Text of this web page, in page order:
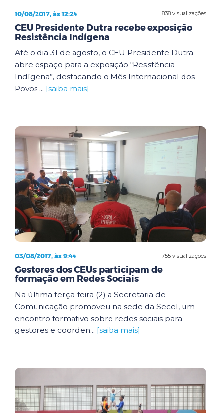
838 visualizações
10/08/2017, às 12:24
CEU Presidente Dutra recebe exposição
Resistência Indígena
Até o dia 31 de agosto, o CEU Presidente Dutra
abre espaço para a exposição “Resistência
Indígena”, destacando o Mês Internacional dos
Povos ... [saiba mais]
755 visualizações
03/08/2017, às 9:44
Gestores dos CEUs participam de
formação em Redes Sociais
Na última terça-feira (2) a Secretaria de
Comunicação promoveu na sede da Secel, um
encontro formativo sobre redes sociais para
gestores e coorden... [saiba mais]